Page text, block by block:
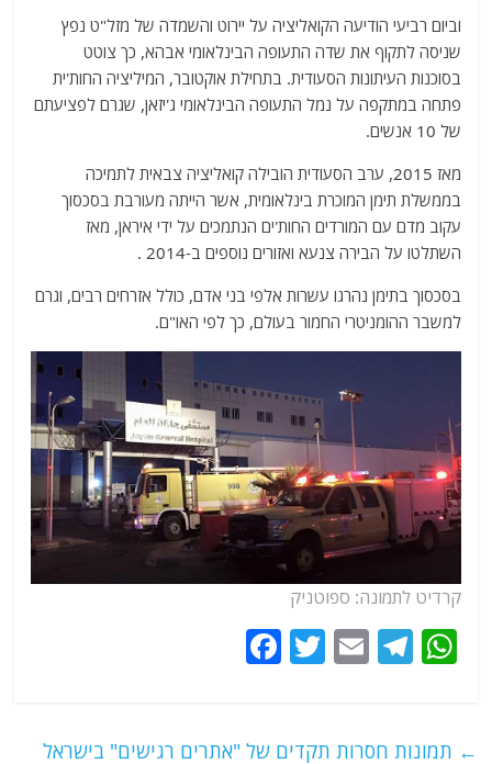
וביום רביעי הודיעה הקואליציה על יירוט והשמדה של מזל"ט נפץ
שניסה לתקוף את שדה התעופה הבינלאומי אבהא, כך צוטט
בסוכנות העיתונות הסעודית. בתחילת אוקטובר, המיליציה החות'ית
פתחה במתקפה על נמל התעופה הבינלאומי ג'יזאן, שגרם לפציעתם
של 10 אנשים.
מאז 2015, ערב הסעודית הובילה קואליציה צבאית לתמיכה
בממשלת תימן המוכרת בינלאומית, אשר הייתה מעורבת בסכסוך
עקוב מדם עם המורדים החות'ים הנתמכים על ידי איראן, מאז
השתלטו על הבירה צנעא ואזורים נוספים ב-2014 .
בסכסוך בתימן נהרגו עשרות אלפי בני אדם, כולל אזרחים רבים, וגרם
למשבר ההומניטרי החמור בעולם, כך לפי האו"ם.
קרדיט לתמונה: ספוטניק
W
s
T
g
E
l
T
er
e ← תמונות חסרות תקדים של "אתרים רגישים" בישראל